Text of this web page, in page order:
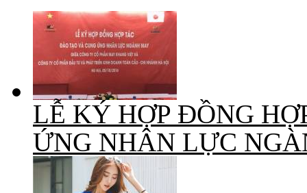
LỄ KÝ HỢP ĐỒNG
ỨNG NHÂN LỰC